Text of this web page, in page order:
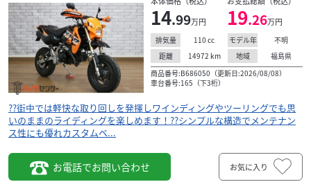
い走りを楽しめる人気モデルです。?...
14.99万円 19.26万円
排気量 110 cc モデル年
不明
距離
14972 km 地域
福島県
商品番号:B686050（更新日:2026/08/08）
車台番号:165（下3桁）
??街中では軽快な取り回しを発揮しワインディングやツーリングでも思
いのままのライディングを楽しめます！??シンプルな構造でメンテナン
ス性にも優れカスタムベ...
お電話でお問い合わせ お気に入り